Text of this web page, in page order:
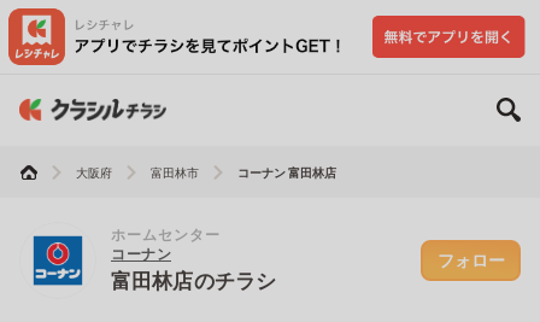
大阪府 富田林市 コーナン 富田林店
ホームセンター
コーナン
富田林店のチラシ
フォロー